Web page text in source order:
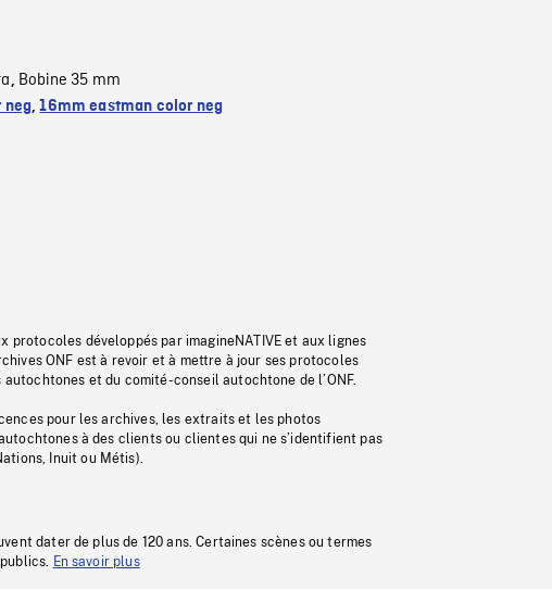
, Bobine 35 mm
neg,16mm eastman color neg
protocoles développés par imagineNATIVE et aux lignes
ONF est à revoir et à mettre à jour ses protocoles
autochtones et du comité-conseil autochtone de l’ONF.
pour les archives, les extraits et les photos
à des clients ou clientes qui ne s’identifient pas
Inuit ou Métis).
dater de plus de 120 ans. Certaines scènes ou termes
En savoir plus